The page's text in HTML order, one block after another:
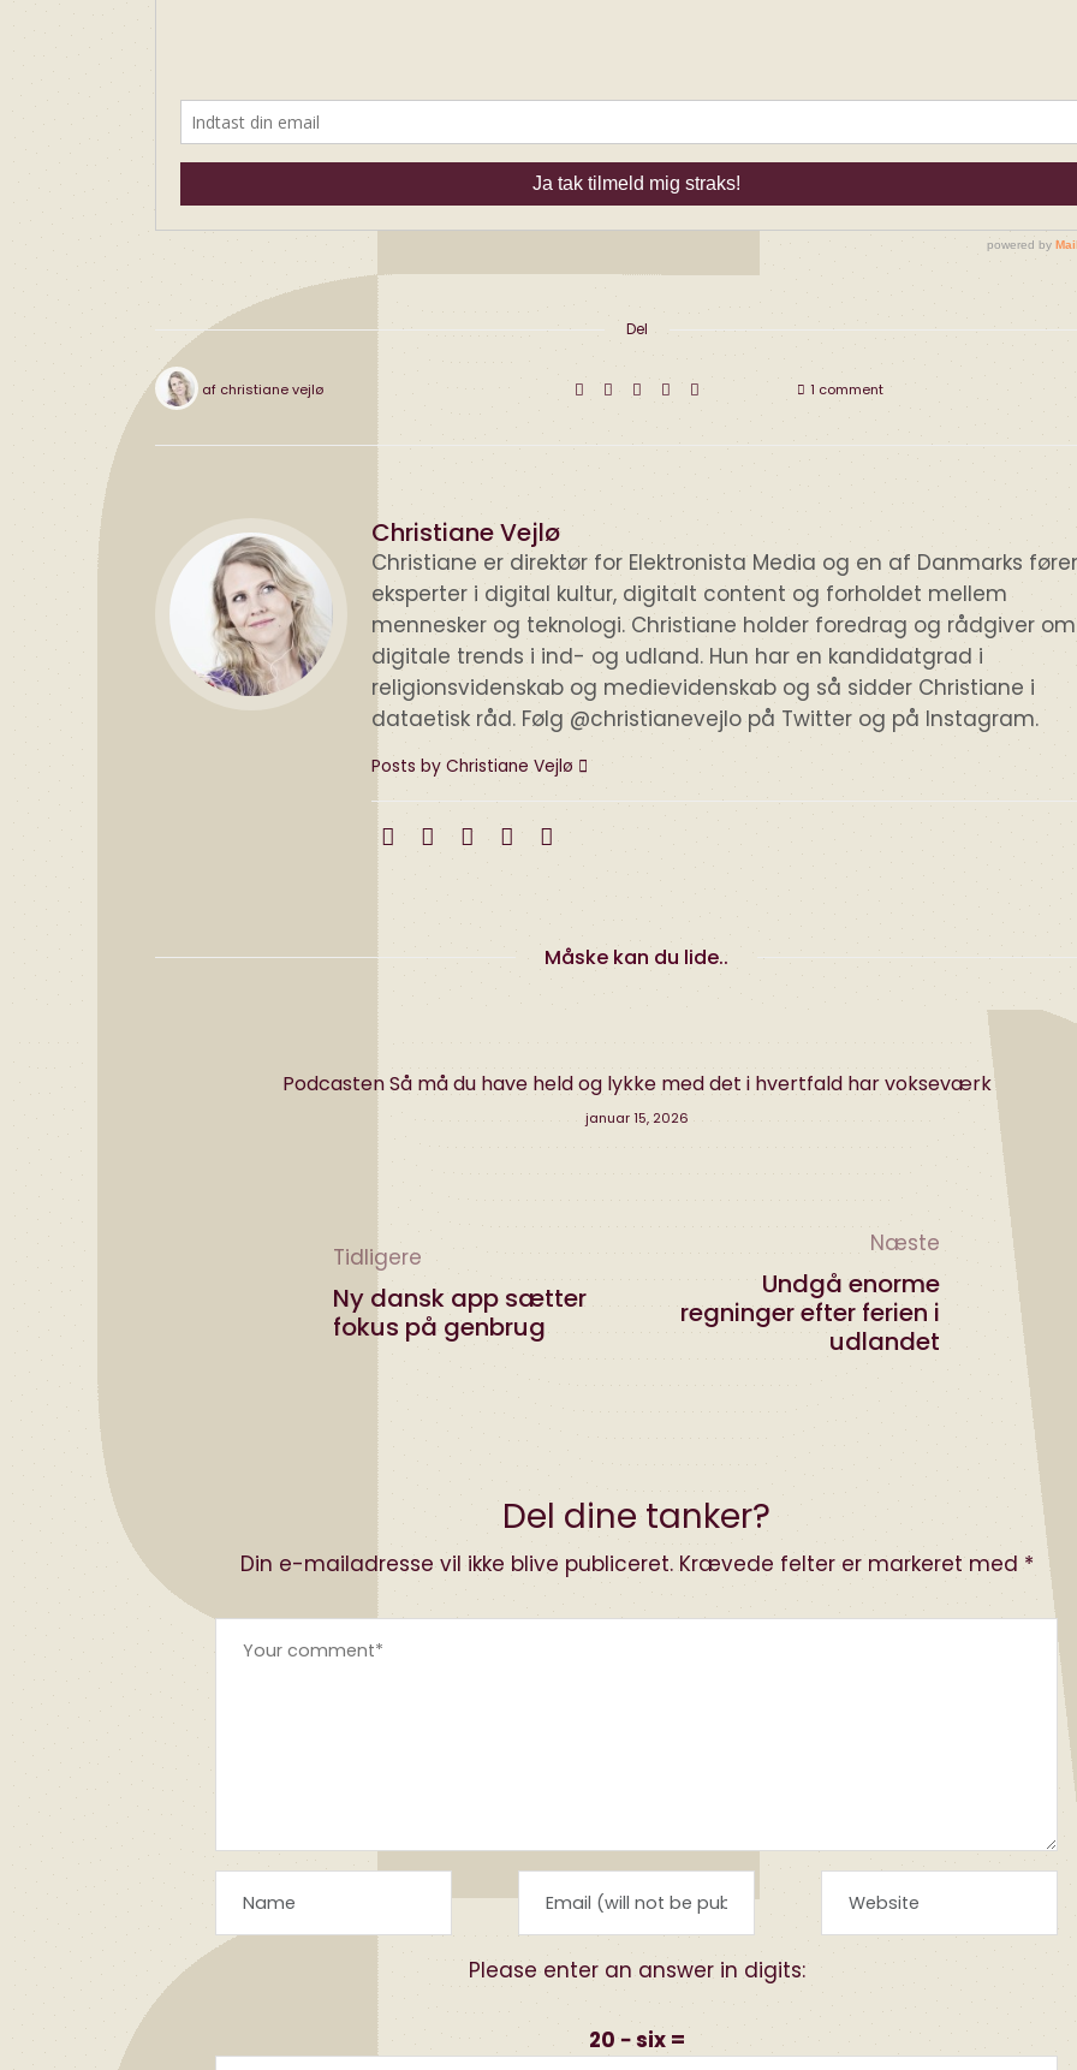
Del
af christiane vejlø 1 comment
Christiane Vejlø
Christiane er direktør for Elektronista Media og en af Danmarks
eksperter i digital kultur, digitalt content og forholdet mellem
mennesker og teknologi. Christiane holder foredrag og rådgiver om
digitale trends i ind- og udland. Hun har en kandidatgrad i
religionsvidenskab og medievidenskab og så sidder Christiane i
dataetisk råd. Følg @christianevejlo på Twitter og på Instagram.
Posts by Christiane Vejlø
Måske kan du lide..
Podcasten Så må du have held og lykke med det i hvertfald har vokseværk
januar 15, 2026
Tidligere
Ny dansk app sætter
fokus på genbrug
Næste
Undgå enorme
regninger efter ferien i
udlandet
Del dine tanker?
Din e-mailadresse vil ikke blive publiceret. Krævede felter er markeret med*
Please enter an answer in digits:
20 − six =